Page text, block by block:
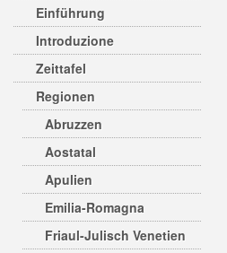
Einführung
Introduzione
Zeittafel
Regionen
Abruzzen
Aostatal
Apulien
Emilia-Romagna
Friaul-Julisch Venetien